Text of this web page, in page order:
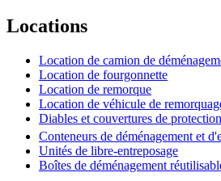
Locations
Location de camion de
Location de fourgonnette
Location de remorque
Location de véhicule de
Diables et couvertures de protection
Conteneurs de déménagement et
Unités de libre-entreposage
Boîtes de déménagement